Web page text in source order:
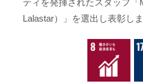
ティを発揮されたスタッフ「
Lalastar）」を選出し表彰しま